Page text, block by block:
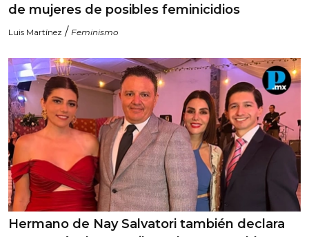
de mujeres de posibles feminicidios
Luis Martínez / Feminismo
Hermano de Nay Salvatori también declara